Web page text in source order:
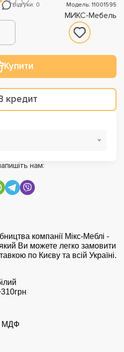
Відгуки: 0 Модель: 11001595
МИКС-Мебель
Купити
кредит
нам:
компанії Мікс-Меблі -
Ви можете легко замовити
по Києву та всій Україні.
МДФ